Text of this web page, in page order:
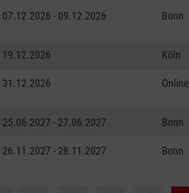
07.12.2026 - 09.12.2026 Bonn
19.12.2026 Köln
31.12.2026 Online
25.06.2027 - 27.06.2027 Bonn
26.11.2027 - 28.11.2027 Bonn